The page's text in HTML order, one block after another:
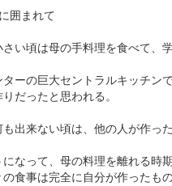
囲まれて
い頃は母の手料理を食べて、
ーの巨大セントラルキッチン
だったと思われる。
も出来ない頃は、他の人が作っ
なって、母の料理を離れる時
食事は完全に自分が作ったも